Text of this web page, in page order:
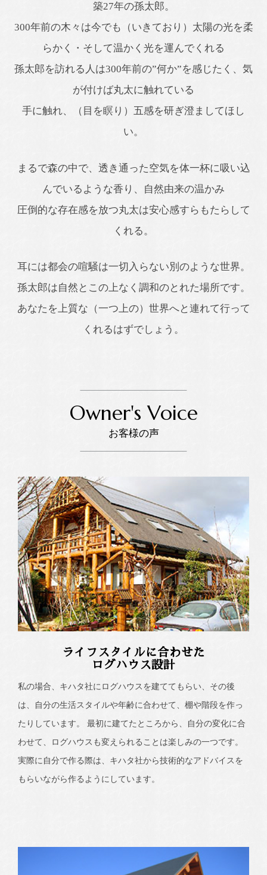
築27年の孫太郎。
300年前の木々は今でも（いきており）太陽の光を柔
らかく・そして温かく光を運んでくれる
孫太郎を訪れる人は300年前の”何か”を感じたく、気
が付けば丸太に触れている
手に触れ、（目を瞑り）五感を研ぎ澄ましてほし
い。
まるで森の中で、透き通った空気を体一杯に吸い込
んでいるような香り、自然由来の温かみ
圧倒的な存在感を放つ丸太は安心感すらもたらして
くれる。
耳には都会の喧騒は一切入らない別のような世界。
孫太郎は自然とこの上なく調和のとれた場所です。
あなたを上質な（一つ上の）世界へと連れて行って
くれるはずでしょう。
Owner's Voice
お客様の声
ライフスタイルに合わせた
ログハウス設計
私の場合、キハタ社にログハウスを建ててもらい、その後
は、自分の生活スタイルや年齢に合わせて、棚や階段を作っ
たりしています。 最初に建てたところから、自分の変化に合
わせて、ログハウスも変えられることは楽しみの一つです。
実際に自分で作る際は、キハタ社から技術的なアドバイスを
もらいながら作るようにしています。